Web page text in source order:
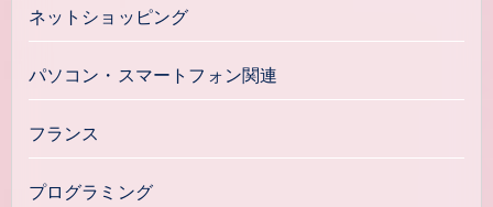
ネットショッピング
パソコン・スマートフォン関連
フランス
プログラミング